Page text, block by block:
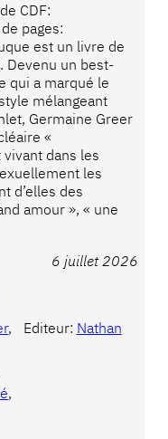
CDF:
pages:
est un livre de
Devenu un best-
qui a marqué le
mélangeant
Germaine Greer
«
dans les
les
d’elles des
amour », « une
6 juillet 2026
Editeur: Nathan